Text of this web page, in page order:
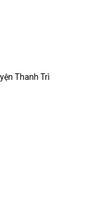
Thanh Trì